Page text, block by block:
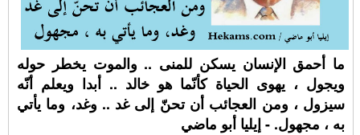
ما أحمق الإنسان يسكن للمنى .. والموت يخطر حوله
ويجول ، يهوى الحياة كأنّما هو خالد .. أبدا ويعلم أنّه
سيزول ، ومن العجائب أن تحنّ إلى غد .. وغد، وما يأتي
به ، مجهول. - إيليا أبو ماضي